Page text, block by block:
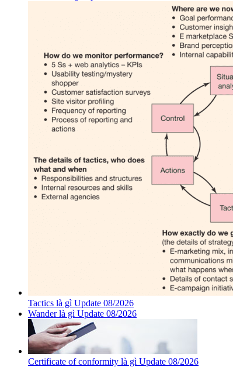
Tactics là gì Update 08/2026
Wander là gì Update 08/2026
Certificate of conformity là gì Update 08/2026